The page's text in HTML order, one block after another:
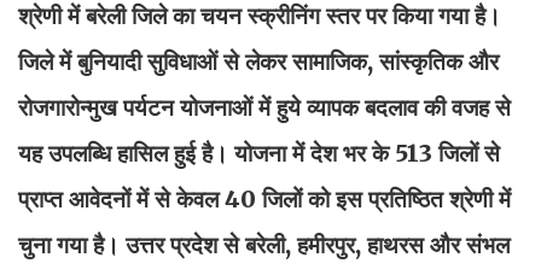
श्रेणी में बरेली जिले का चयन स्क्रीनिंग स्तर पर किया गया है।
जिले में बुनियादी सुविधाओं से लेकर सामाजिक, सांस्कृतिक और
रोजगारोन्मुख पर्यटन योजनाओं में हुये व्यापक बदलाव की वजह से
यह उपलब्धि हासिल हुई है। योजना में देश भर के 513 जिलों से
प्राप्त आवेदनों में से केवल 40 जिलों को इस प्रतिष्ठित श्रेणी में
चुना गया है। उत्तर प्रदेश से बरेली, हमीरपुर, हाथरस और संभल